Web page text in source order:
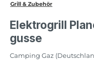
Grill & Zubehör
Elektrogrill
gusse
Camping Gaz